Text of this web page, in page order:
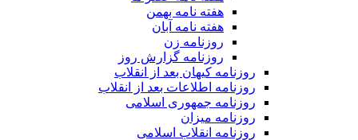
هفته نامه بهمن
هفته نامه آبان
روزنامه زن
روزنامه گزارش روز
روزنامه کیهان بعد از انقلاب
روزنامه اطلاعات بعد از انقلاب
روزنامه جمهوری اسلامی
روزنامه میزان
روزنامه انقلاب اسلامی